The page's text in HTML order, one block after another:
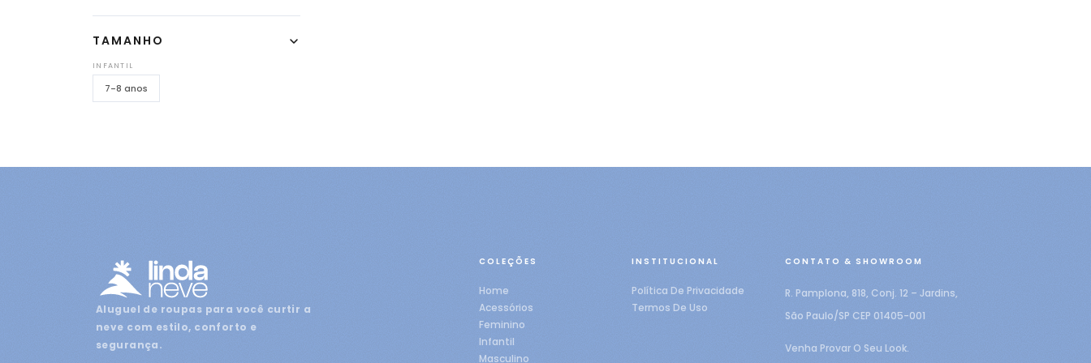
TAMANHO
INFANTIL
7-8 anos
Aluguel de roupas para você curtir a
neve com estilo, conforto e
segurança.
COLEÇÕES
Home
Acessórios
Feminino
Infantil
Masculino
INSTITUCIONAL
Política De Privacidade
Termos De Uso
CONTATO & SHOWROOM
R. Pamplona, 818, Conj. 12 – Jardins,
São Paulo/SP CEP 01405-001
Venha Provar O Seu Look.